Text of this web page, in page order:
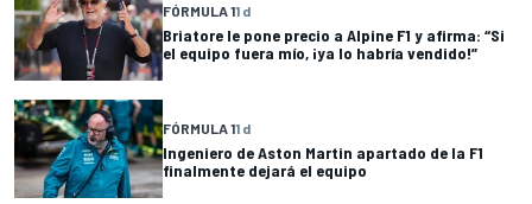
FÓRMULA 11 d
Briatore le pone precio a Alpine F1 y afirma: “Si
el equipo fuera mío, ¡ya lo habría vendido!”
FÓRMULA 11 d
Ingeniero de Aston Martin apartado de la F1
finalmente dejará el equipo